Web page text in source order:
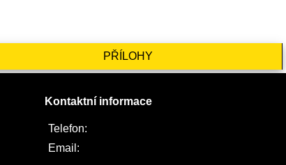
PŘÍLOHY
Kontaktní informace
Telefon:
Email: